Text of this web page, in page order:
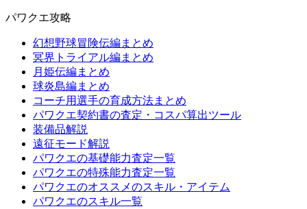
パワクエ攻略
幻想野球冒険伝編まとめ
冥界トライアル編まとめ
月姫伝編まとめ
球炎島編まとめ
コーチ用選手の育成方法まとめ
パワクエ契約書の査定・コスパ算出ツール
装備品解説
遠征モード解説
パワクエの基礎能力査定一覧
パワクエの特殊能力査定一覧
パワクエのオススメのスキル・アイテム
パワクエのスキル一覧